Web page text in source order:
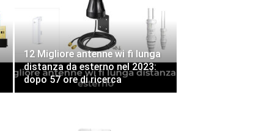
12 Migliore antenne wi fi lunga
distanza da esterno nel 2023:
dopo 57 ore di ricerca